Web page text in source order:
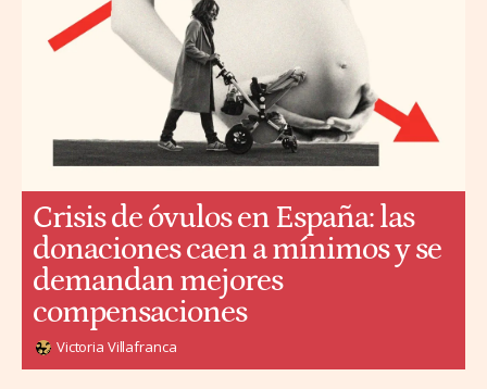
Crisis de óvulos en España: las
donaciones caen a mínimos y se
demandan mejores
compensaciones
Victoria Villafranca